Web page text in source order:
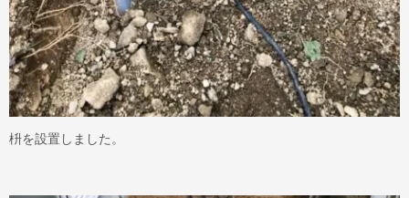
枡を設置しました。